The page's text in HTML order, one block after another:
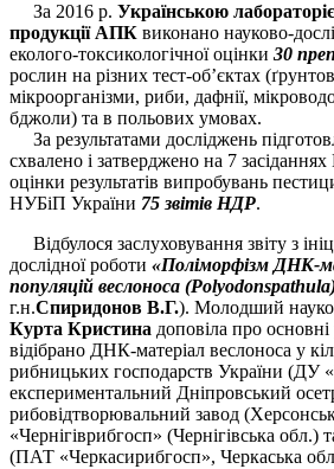
За 2016 р. Українською
продукції АПК виконано науково-
еколого-токсикологічної оцінки 30
рослин на різних тест-об’єктах
мікроорганізми, риби, дафнії,
бджоли) та в польових умовах.
За результатами досліджень
схвалено і затверджено на 7 засіданнях
оцінки результатів випробувань
НУБіП України 75 звітів НДР.
Відбулося заслуховування звіту з
дослідної роботи «Поліморфізм ДНК-
популяцій веслоноса
г.н.Спиридонов В.Г.). Молодший
Курта Кристина доповіла про
відібрано ДНК-матеріал веслоноса у
рибницьких господарств України (ДУ
експериментальний Дніпровський
рибовідтворювальний завод
«Чернігіврибгосп» (Чернігівська обл.)
(ПАТ «Черкасирибгосп», Черкаська